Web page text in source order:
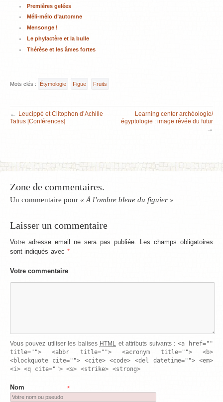
Premières gelées
Méli-mélo d’automne
Mensonge !
Le phylactère et la bulle
Thérèse et les âmes fortes
Mots clés : Étymologie Figue Fruits
←
Leucippé et Clitophon d’Achille
Tatius [Conférences]
Learning center archéologie/
égyptologie : image rêvée du futur
→
Zone de commentaires.
Un commentaire pour « À l’ombre bleue du figuier »
Laisser un commentaire
Votre adresse email ne sera pas publiée. Les champs obligatoires
sont indiqués avec *
Votre commentaire
Vous pouvez utiliser les balises HTML et attributs suivants : <a href=""
title=""> <abbr title=""> <acronym title=""> <b>
<blockquote cite=""> <cite> <code> <del datetime=""> <em>
<i> <q cite=""> <s> <strike> <strong>
Nom *